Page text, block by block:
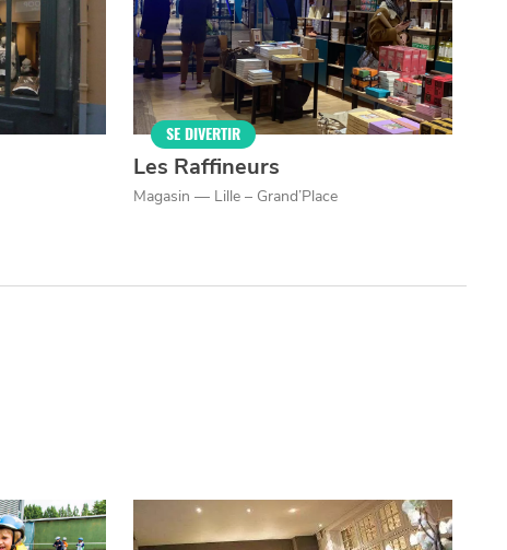
SE DIVERTIR
Les Raffineurs
Magasin — Lille – Grand’Place